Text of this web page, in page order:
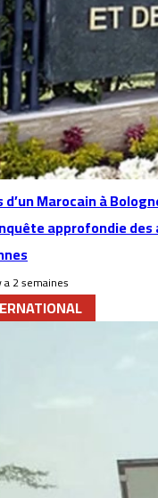
d’un Marocain à
approfondie
a 2 semaines